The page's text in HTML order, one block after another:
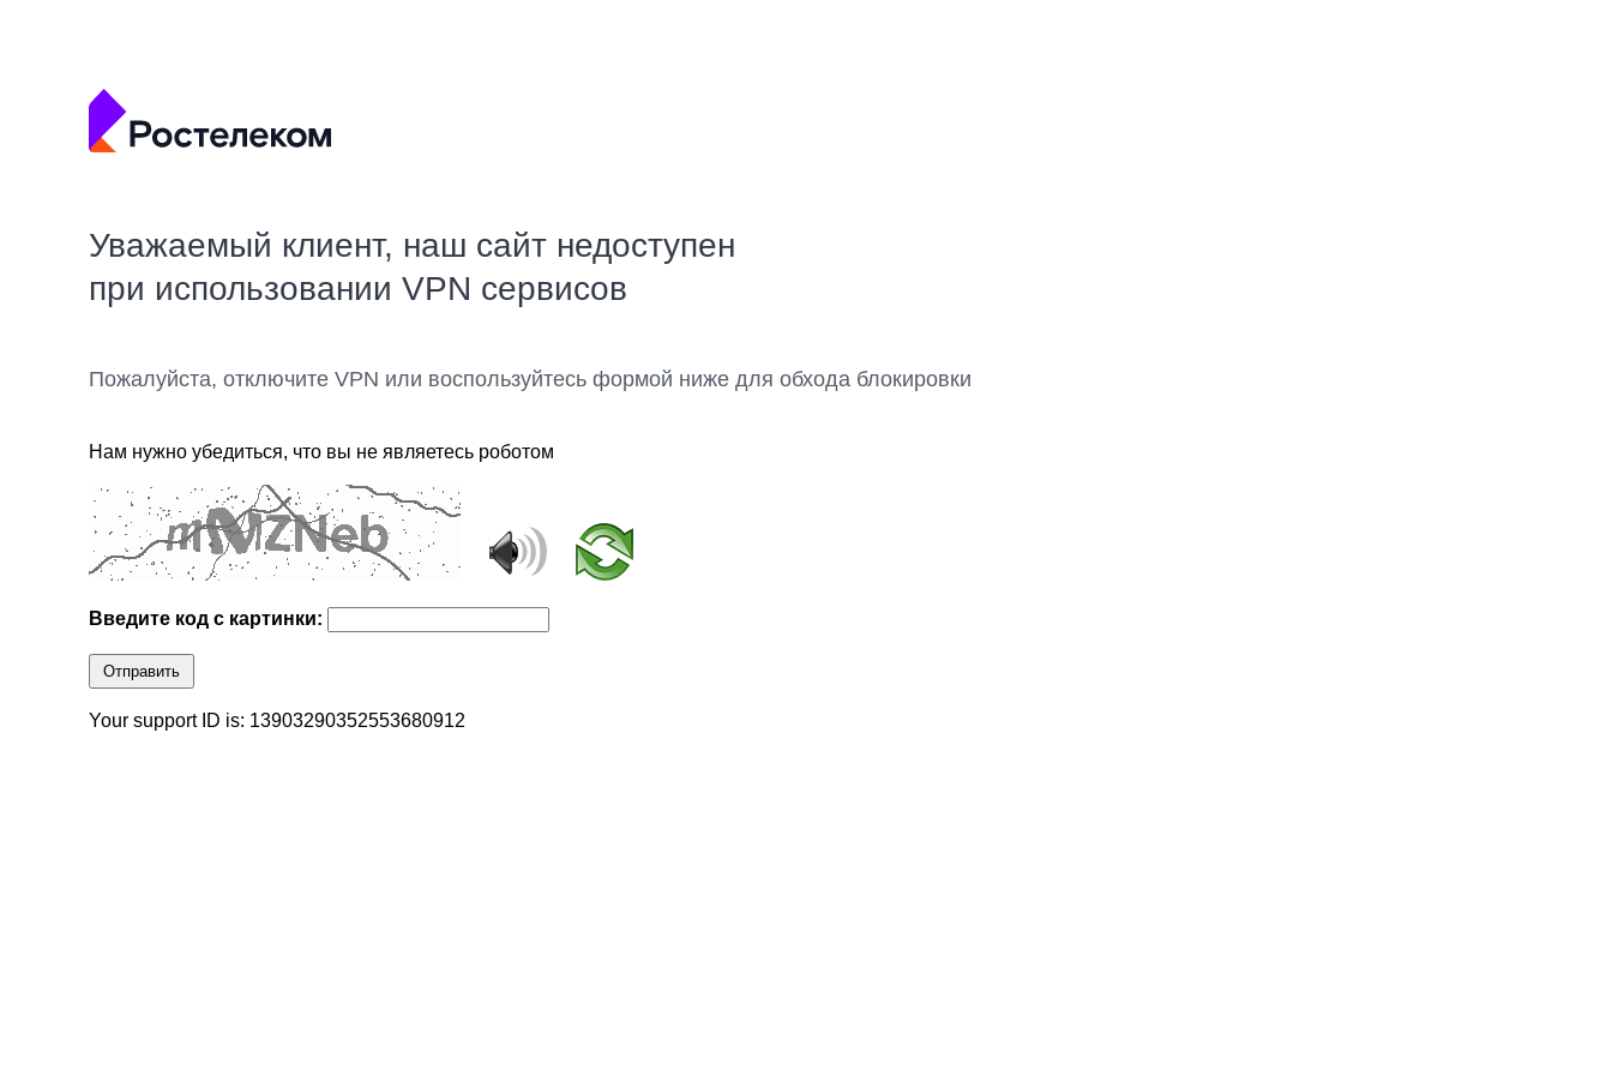
Уважаемый клиент, наш сайт недоступен
при использовании VPN сервисов
Пожалуйста, отключите VPN или воспользуйтесь формой ниже для обхода блокировки
Нам нужно убедиться, что вы не являетесь роботом
Введите код с картинки:
Отправить
Your support ID is: 13903290352553680912